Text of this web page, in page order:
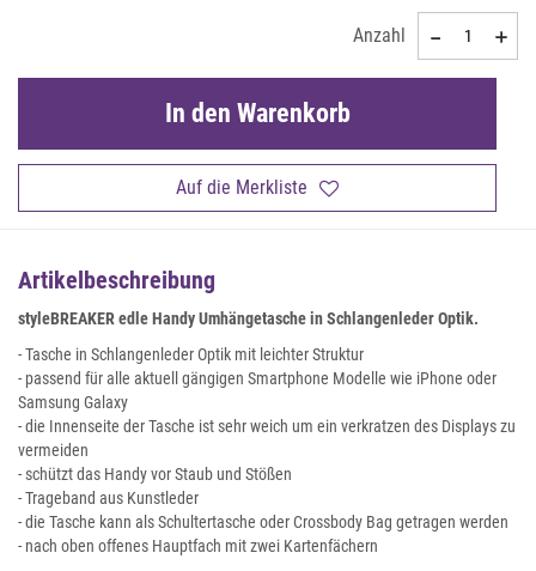
Anzahl
Auf die Merkliste
In den Warenkorb
Artikelbeschreibung
styleBREAKER edle Handy Umhängetasche in Schlangenleder Optik.
- Tasche in Schlangenleder Optik mit leichter Struktur
- passend für alle aktuell gängigen Smartphone Modelle wie iPhone oder
Samsung Galaxy
- die Innenseite der Tasche ist sehr weich um ein verkratzen des Displays zu
vermeiden
- schützt das Handy vor Staub und Stößen
- Trageband aus Kunstleder
- die Tasche kann als Schultertasche oder Crossbody Bag getragen werden
- nach oben offenes Hauptfach mit zwei Kartenfächern